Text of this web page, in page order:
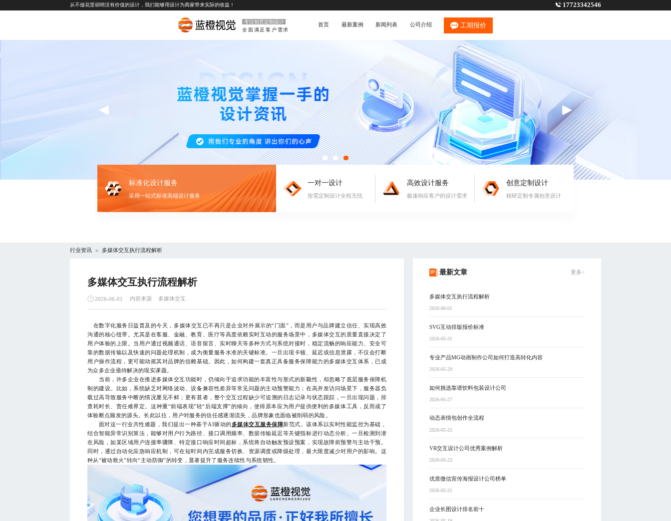
从不做花里胡哨没有价值的设计，我们能够用设计为商家带来实际的收益！ 17723342546
专注创意定制设计
全面满足客户需求
首页 最新案例 新闻列表 公司介绍 工期报价
标准化设计服务
采用一站式标准高端设计服务
一对一设计
按需定制设计全程无忧
高效设计服务
极速响应客户的设计需求
创意定制设计
精研定制专属创意设计
行业资讯 > 多媒体交互执行流程解析
多媒体交互执行流程解析
2026-06-01 内容来源 多媒体交互
在数字化服务日益普及的今天，多媒体交互已不再只是企业对外展示的“门面”，而是用户与品牌建立信任、实现高效
沟通的核心纽带。尤其是在客服、金融、教育、医疗等高度依赖实时互动的服务场景中，多媒体交互的质量直接决定了
用户体验的上限。当用户通过视频通话、语音留言、实时聊天等多种方式与系统对接时，稳定流畅的响应能力、安全可
靠的数据传输以及快速的问题处理机制，成为衡量服务水准的关键标准。一旦出现卡顿、延迟或信息泄露，不仅会打断
用户操作流程，更可能动摇其对品牌的信赖基础。因此，如何构建一套真正具备服务保障能力的多媒体交互体系，已成
为众多企业亟待解决的现实课题。
当前，许多企业在推进多媒体交互功能时，仍倾向于追求功能的丰富性与形式的新颖性，却忽略了底层服务保障机
制的建设。比如，系统缺乏对网络波动、设备兼容性差异等常见问题的主动预警能力；在高并发访问场景下，服务器负
载过高导致服务中断的情况屡见不鲜；更有甚者，整个交互过程缺少可追溯的日志记录与状态跟踪，一旦出现问题，排
查耗时长、责任难界定。这种重“前端表现”轻“后端支撑”的倾向，使得原本应为用户提供便利的多媒体工具，反而成了
体验断点频发的源头。长此以往，用户对服务的信任感逐渐流失，品牌形象也面临被削弱的风险。
面对这一行业共性难题，我们提出一种基于AI驱动的 多媒体交互服务保障新范式。该体系以实时性能监控为基础，
结合智能异常识别算法，能够对用户行为路径、接口调用频率、数据传输延迟等关键指标进行动态分析。一旦检测到潜
在风险，如某区域用户连接率骤降、特定接口响应时间超标，系统将自动触发预设预案，实现故障前预警与主动干预。
同时，通过自动化应急响应机制，可在短时间内完成服务切换、资源调度或降级处理，最大限度减少对用户的影响。这
种从“被动救火”转向“主动防御”的转变，显著提升了服务连续性与系统韧性。
最新文章 更多>
多媒体交互执行流程解析
2026-06-01
SVG互动排版报价标准
2026-05-31
专业产品MG动画制作公司如何打造高转化内容
2026-05-29
如何挑选靠谱饮料包装设计公司
2026-05-27
动态表情包创作全流程
2026-05-25
VR交互设计公司优秀案例解析
2026-05-23
优质微信宣传海报设计公司榜单
2026-05-21
企业长图设计排名前十